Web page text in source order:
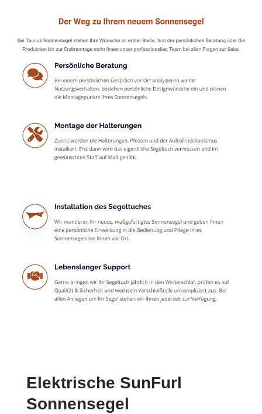
Elektrische SunFurl
Sonnensegel